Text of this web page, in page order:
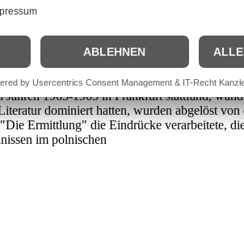
erholt und sich mit den
welche Verbrechen von den Vätern
Jahre in Studentenrevolten und
angeprangert, die Jugend
mit sich. Literatur konnte nicht mehr
1963-1965 in Frankfurt stattfand,
dominiert hatten, wurden abgelöst
Ermittlung" die Eindrücke verarbeitete,
im polnischen